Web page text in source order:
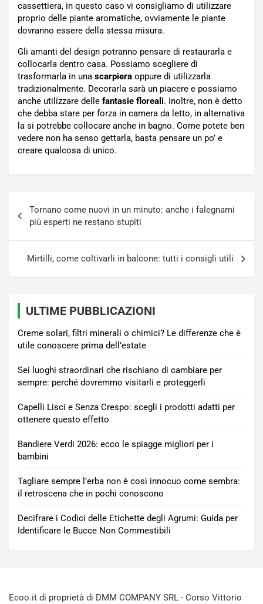
cassettiera, in questo caso vi consigliamo di utilizzare
proprio delle piante aromatiche, ovviamente le piante
dovranno essere della stessa misura.
Gli amanti del design potranno pensare di restaurarla e
collocarla dentro casa. Possiamo scegliere di
trasformarla in una scarpiera oppure di utilizzarla
tradizionalmente. Decorarla sarà un piacere e possiamo
anche utilizzare delle fantasie floreali. Inoltre, non è detto
che debba stare per forza in camera da letto, in alternativa
la si potrebbe collocare anche in bagno. Come potete ben
vedere non ha senso gettarla, basta pensare un po’ e
creare qualcosa di unico.
articoli
Tornano come nuovi in un minuto: anche i falegnami
più esperti ne restano stupiti
Mirtilli, come coltivarli in balcone: tutti i consigli utili
ULTIME PUBBLICAZIONI
Creme solari, filtri minerali o chimici? Le differenze che è
utile conoscere prima dell’estate
Sei luoghi straordinari che rischiano di cambiare per
sempre: perché dovremmo visitarli e proteggerli
Capelli Lisci e Senza Crespo: scegli i prodotti adatti per
ottenere questo effetto
Bandiere Verdi 2026: ecco le spiagge migliori per i
bambini
Tagliare sempre l’erba non è così innocuo come sembra:
il retroscena che in pochi conoscono
Decifrare i Codici delle Etichette degli Agrumi: Guida per
Identificare le Bucce Non Commestibili
Ecoo.it di proprietà di DMM COMPANY SRL - Corso Vittorio